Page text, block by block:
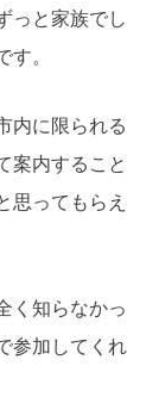
っと家族でし
す。
内に限られる
案内すること
思ってもらえ
く知らなかっ
参加してくれ